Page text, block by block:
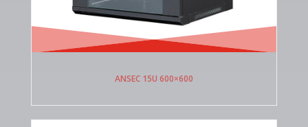
ANSEC 15U 600×600